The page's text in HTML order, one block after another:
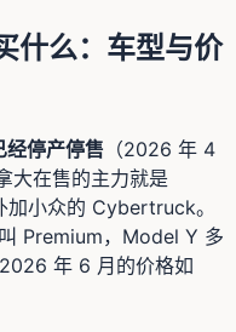
什么：车型与价
停产停售 （2026 年 4
大在售的主力就是
小众的 Cybertruck。
Premium，Model Y 多
年 6 月的价格如